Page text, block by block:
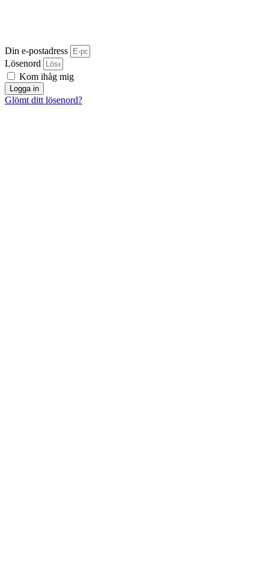
Din e-postadress
Lösenord
Kom ihåg mig
Logga in
Glömt ditt lösenord?